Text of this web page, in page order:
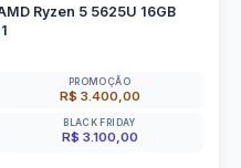
Ryzen 5 5625U 16GB
PROMOÇÃO
R$ 3.400,00
BLACK FRIDAY
R$ 3.100,00